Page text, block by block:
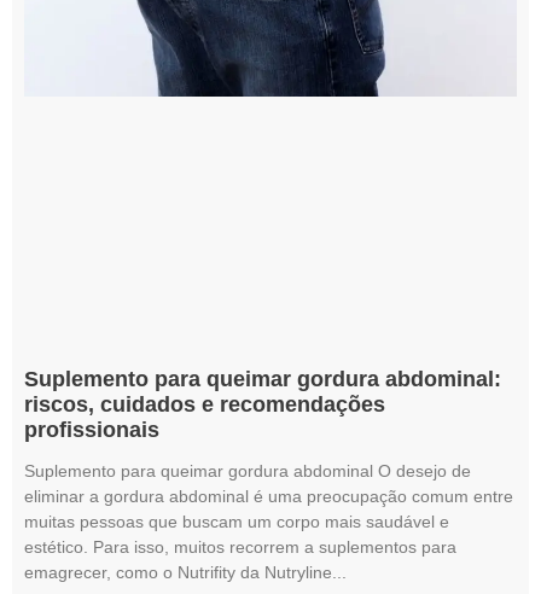
Suplemento para queimar gordura abdominal:
riscos, cuidados e recomendações
profissionais
Suplemento para queimar gordura abdominal O desejo de
eliminar a gordura abdominal é uma preocupação comum entre
muitas pessoas que buscam um corpo mais saudável e
estético. Para isso, muitos recorrem a suplementos para
emagrecer, como o Nutrifity da Nutryline